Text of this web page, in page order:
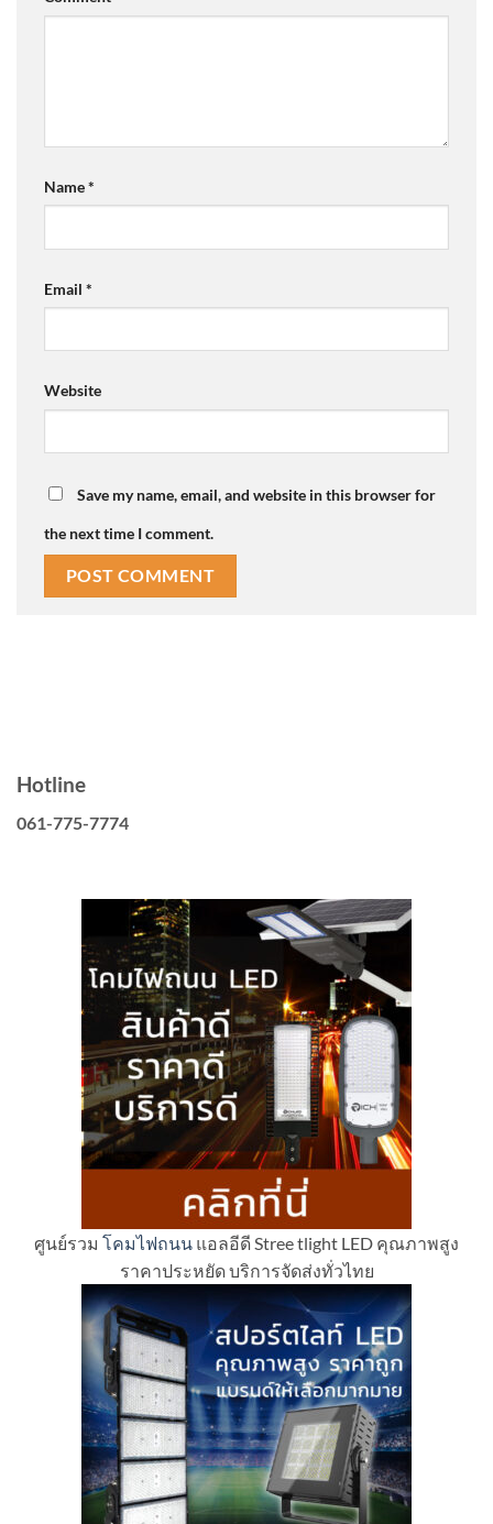
Name*
Email *
Website
Save my name, email, and website in this browser for
the next time I comment.
Hotline
061-775-7774
ศูนย์รวม โคมไฟถนน แอลอีดี Stree tlight LED คุณภาพสูง
ราคาประหยัด บริการจัดส่งทั่วไทย